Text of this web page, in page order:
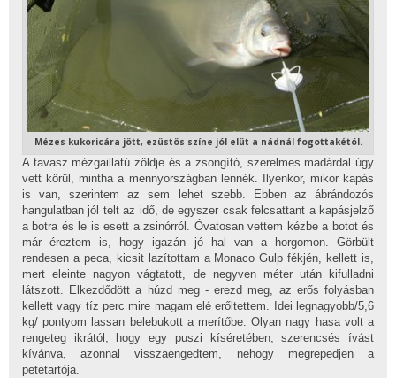
Mézes kukoricára jött, ezüstös színe jól elüt a nádnál fogottakétól.
A tavasz mézgaillatú zöldje és a zsongító, szerelmes madárdal úgy
vett körül, mintha a mennyországban lennék. Ilyenkor, mikor kapás
is van, szerintem az sem lehet szebb. Ebben az ábrándozós
hangulatban jól telt az idő, de egyszer csak felcsattant a kapásjelző
a botra és le is esett a zsinórról. Óvatosan vettem kézbe a botot és
már éreztem is, hogy igazán jó hal van a horgomon. Görbült
rendesen a peca, kicsit lazítottam a Monaco Gulp fékjén, kellett is,
mert eleinte nagyon vágtatott, de negyven méter után kifulladni
látszott. Elkezdődött a húzd meg - erezd meg, az erős folyásban
kellett vagy tíz perc mire magam elé erőltettem. Idei legnagyobb/5,6
kg/ pontyom lassan belebukott a merítőbe. Olyan nagy hasa volt a
rengeteg ikrától, hogy egy puszi kíséretében, szerencsés ívást
kívánva, azonnal visszaengedtem, nehogy megrepedjen a
petetartója.